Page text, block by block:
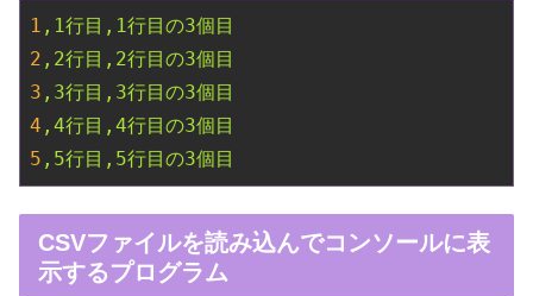
1 ,1行目,1行目の3個目
2 ,2行目,2行目の3個目
3 ,3行目,3行目の3個目
4 ,4行目,4行目の3個目
5 ,5行目,5行目の3個目
CSVファイルを読み込んでコンソールに表
示するプログラム